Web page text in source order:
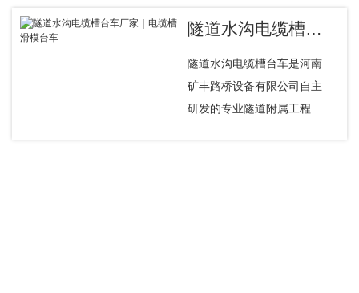
隧道水沟电缆槽台车厂家｜电缆槽滑模台车
隧道水沟电缆槽台车是河南
矿丰路桥设备有限公司自主
研发的专业隧道附属工程施